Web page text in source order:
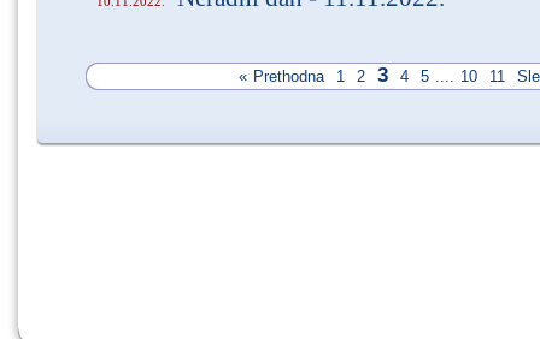
« Prethodna 1 2 3 4 5 .... 10 11